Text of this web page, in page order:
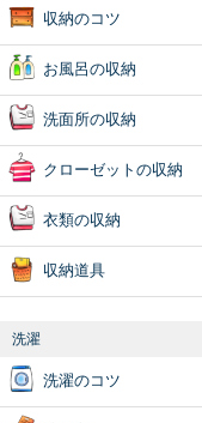
収納のコツ
お風呂の収納
洗面所の収納
クローゼットの収納
衣類の収納
収納道具
洗濯
洗濯のコツ